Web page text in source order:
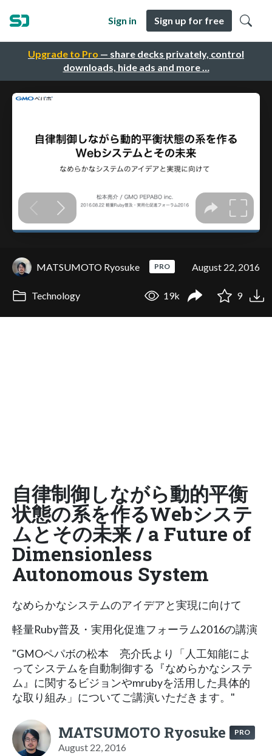
Upgrade to Pro — share decks privately, control
downloads, hide ads and more …
Sign in Sign up for free
MATSUMOTO Ryosuke PRO August 22, 2016
Technology 19k 9
自律制御しながら動的平衡
状態の系を作るWebシステ
ムとその未来 / a Future of
Dimensionless
Autonomous System
なめらかなシステムのアイデアと実現に向けて
軽量Ruby普及・実用化促進フォーラム2016の講演
"GMOペパボの松本 亮介氏より「人工知能によ
ってシステムを自動制御する『なめらかなシステ
ム』に関するビジョンやmrubyを活用した具体的
な取り組み」についてご講演いただきます。"
MATSUMOTO Ryosuke PRO
August 22, 2016